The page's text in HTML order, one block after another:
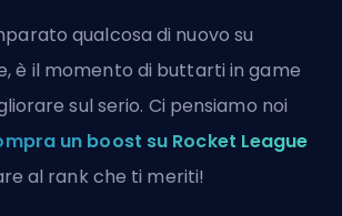
qualcosa di nuovo su
è il momento di buttarti in game
sul serio. Ci pensiamo noi
un boost su Rocket League
al rank che ti meriti!